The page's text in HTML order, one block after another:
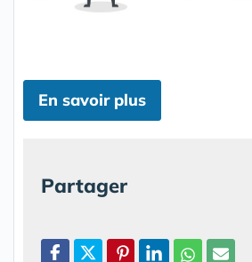
En savoir plus
Partager